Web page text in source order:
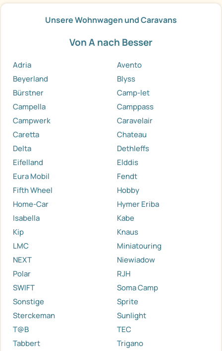
Unsere Wohnwagen und Caravans
Von A nach Besser
Adria
Avento
Beyerland
Blyss
Bürstner
Camp-let
Campella
Camppass
Campwerk
Caravelair
Caretta
Chateau
Delta
Dethleffs
Eifelland
Elddis
Eura Mobil
Fendt
Fifth Wheel
Hobby
Home-Car
Hymer Eriba
Isabella
Kabe
Kip
Knaus
LMC
Miniatouring
NEXT
Niewiadow
Polar
RJH
SWIFT
Soma Camp
Sonstige
Sprite
Sterckeman
Sunlight
T@B
TEC
Tabbert
Trigano